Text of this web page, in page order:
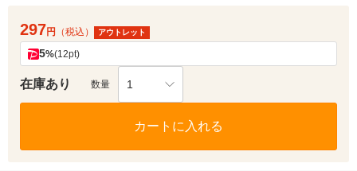
297円 （税込） アウトレット
5%(12pt)
在庫あり 数量 1
カートに入れる